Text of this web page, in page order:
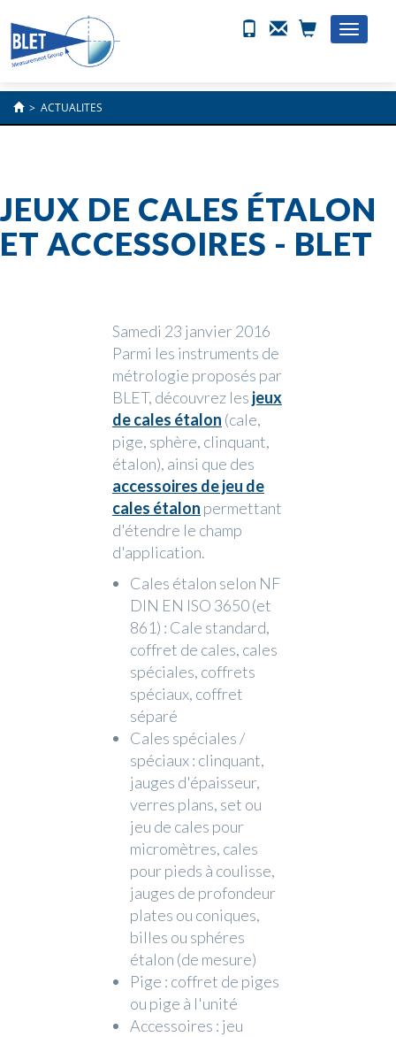
Toggle
> ACTUALITES
JEUX DE CALES ÉTALON
ET ACCESSOIRES - BLET
Samedi 23 janvier 2016
Parmi les instruments de
métrologie proposés par
BLET, découvrez les jeux
de cales étalon (cale,
pige, sphère, clinquant,
étalon), ainsi que des
accessoires de jeu de
cales étalon permettant
d'étendre le champ
d'application.
Cales étalon selon NF
DIN EN ISO 3650 (et
861) : Cale standard,
coffret de cales, cales
spéciales, coffrets
spéciaux, coffret
séparé
Cales spéciales /
spéciaux : clinquant,
jauges d'épaisseur,
verres plans, set ou
jeu de cales pour
micromètres, cales
pour pieds à coulisse,
jauges de profondeur
plates ou coniques,
billes ou sphéres
étalon (de mesure)
Pige : coffret de piges
ou pige à l'unité
Accessoires : jeu